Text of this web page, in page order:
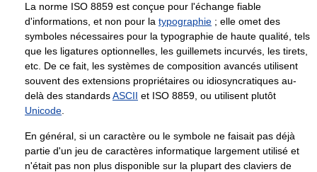
La norme ISO 8859 est conçue pour l'échange fiable
d'informations, et non pour la typographie ; elle omet des
symboles nécessaires pour la typographie de haute qualité, tels
que les ligatures optionnelles, les guillemets incurvés, les tirets,
etc. De ce fait, les systèmes de composition avancés utilisent
souvent des extensions propriétaires ou idiosyncratiques au-
delà des standardsASCII et ISO 8859, ou utilisent plutôt
Unicode
En général, si un caractère ou le symbole ne faisait pas déjà
partie d'un jeu de caractères informatique largement utilisé et
n'était pas non plus disponible sur la plupart des claviers de